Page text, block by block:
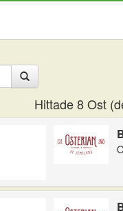
Hittade8Ost